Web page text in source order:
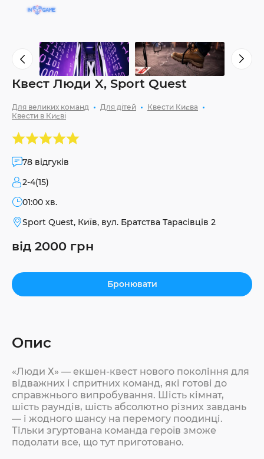
Квест Люди X, Sport Quest
Для великих команд Для дітей
Квести Києва
Квести в Києві
78 відгуків
2-4(15)
01:00 хв.
Sport Quest, Київ, вул. Братства Тарасівців 2
від 2000 грн
Бронювати
Опис
«Люди Х» — екшен-квест нового покоління для
відважних і спритних команд, які готові до
справжнього випробування. Шість кімнат,
шість раундів, шість абсолютно різних завдань
— і жодного шансу на перемогу поодинці.
Тільки згуртована команда героїв зможе
подолати все, що тут приготовано.